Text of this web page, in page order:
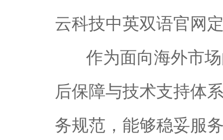
云科技中英双语官网
作为面向海外市
后保障与技术支持体
务规范，能够稳妥服